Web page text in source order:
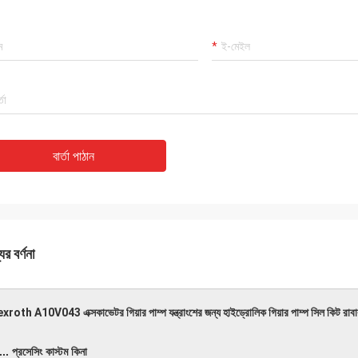
এজেন্সির
শিপিং
প্রাপ্য!
ভাল মানের, আমরা ভবিষ্যতে দীর্ঘ coopertion থাকবে।
বার্তা পাঠান
বর্ণনা
A10V043 এক্সকাভেটর গিয়ার পাম্প যন্ত্রাংশের জন্য হাইড্রোলিক গিয়ার পাম্প সিল কিট
প্রসেসিং কাস্টম কিনা